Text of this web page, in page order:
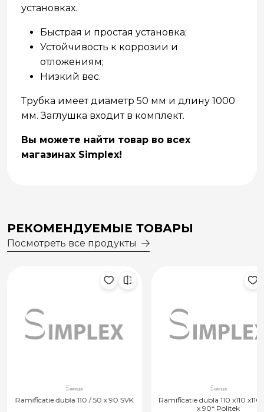
установках.
Быстрая и простая установка;
Устойчивость к коррозии и
отложениям;
Низкий вес.
Трубка имеет диаметр 50 мм и длину 1000
мм. Заглушкa входит в комплект.
Вы можете найти товар во всех
магазинах Simplex!
РЕКОМЕНДУЕМЫЕ ТОВАРЫ
Посмотреть все продукты
Ramificatie dubla 110 / 50 x 90 SVK
Ramificatie dubla 110 x110
x 90* Politek